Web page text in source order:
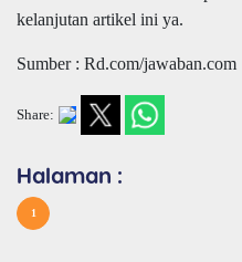
kelanjutan artikel ini ya.
Sumber : Rd.com/jawaban.com
Share:
Halaman :
1